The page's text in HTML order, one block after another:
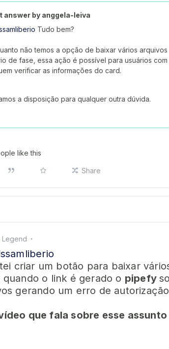
answer by anggela-leiva
Tudo bem?
não temos a opção de baixar vários
de fase, essa ação é possível para usuários
verificar as informações do card.
a disposição para qualquer outra dúvida.
like this
Share
Legend
criar um botão para baixar
quando o link é gerado o pipefy
gerando um erro de
que fala sobre esse